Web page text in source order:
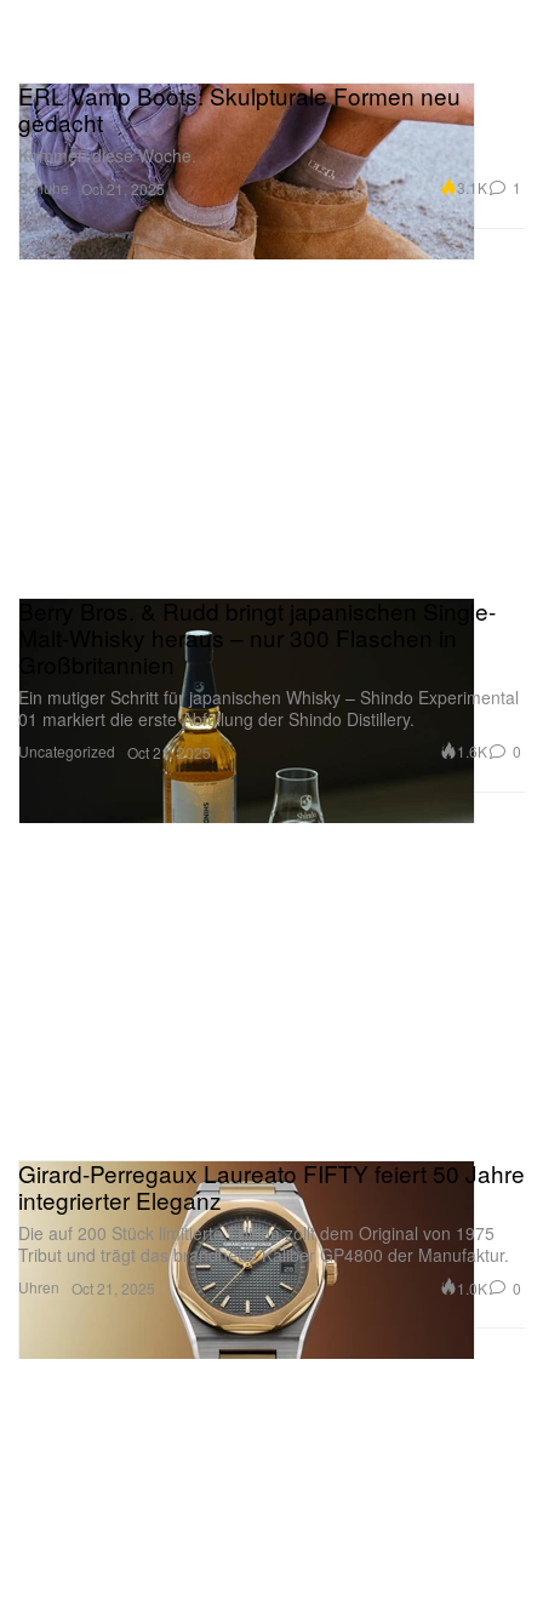
Schuhe
ERL Vamp Boots: Skulpturale Formen neu
gedacht
Kommen diese Woche.
Oct 21, 2025 3.1K 1
Uncategorized
Berry Bros. & Rudd bringt japanischen Single-
Malt-Whisky heraus – nur 300 Flaschen in
Großbritannien
Ein mutiger Schritt für japanischen Whisky – Shindo Experimental
01 markiert die erste Abfüllung der Shindo Distillery.
Oct 21, 2025 1.6K 0
Uhren
Girard-Perregaux Laureato FIFTY feiert 50 Jahre
integrierter Eleganz
Die auf 200 Stück limitierte Edition zollt dem Original von 1975
Tribut und trägt das brandneue Kaliber GP4800 der Manufaktur.
Oct 21, 2025 1.0K 0